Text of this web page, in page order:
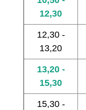
12,30
12,30 -
13,20
13,20 -
15,30
15,30 -